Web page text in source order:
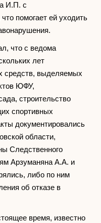
И.П. с
помогает ей уходить
что с ведома
лет
средств, выделяемых
ЮФУ,
строительство
спортивных
документировались
области,
Следственного
Арзуманяна А.А. и
либо по ним
об отказе в
время, известно